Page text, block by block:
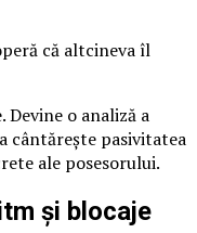
că altcineva îl
Devine o analiză a
pasivitatea
ale posesorului.
și blocaje